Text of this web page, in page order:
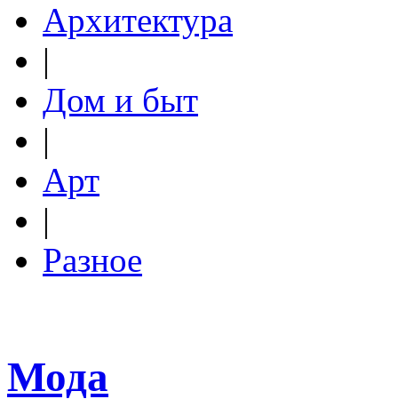
Архитектура
|
Дом и быт
|
Арт
|
Разное
Мода